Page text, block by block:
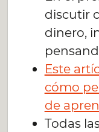
discutir
dinero,
Este
cómo
de
Todas